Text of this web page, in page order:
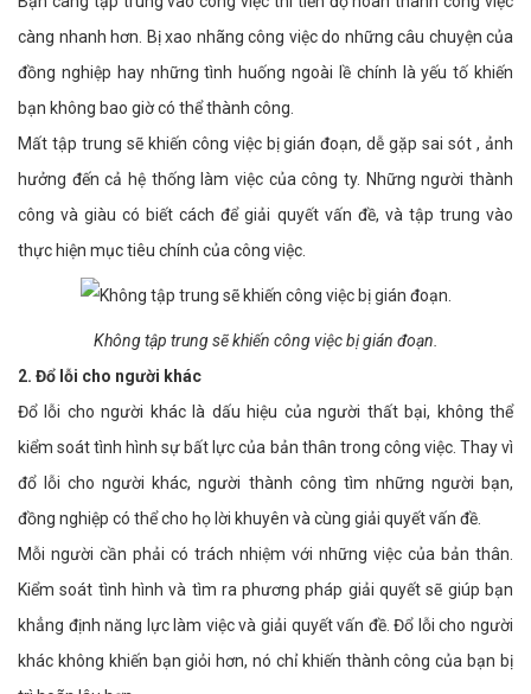
càng nhanh hơn. Bị xao nhãng công việc do những câu chuyện của
đồng nghiệp hay những tình huống ngoài lề chính là yếu tố khiến
bạn không bao giờ có thể thành công.
Mất tập trung sẽ khiến công việc bị gián đoạn, dễ gặp sai sót , ảnh
hưởng đến cả hệ thống làm việc của công ty. Những người thành
công và giàu có biết cách để giải quyết vấn đề, và tập trung vào
thực hiện mục tiêu chính của công việc.
Không tập trung sẽ khiến công việc bị gián đoạn.
2. Đổ lỗi cho người khác
Đổ lỗi cho người khác là dấu hiệu của người thất bại, không thể
kiểm soát tình hình sự bất lực của bản thân trong công việc. Thay vì
đổ lỗi cho người khác, người thành công tìm những người bạn,
đồng nghiệp có thể cho họ lời khuyên và cùng giải quyết vấn đề.
Mỗi người cần phải có trách nhiệm với những việc của bản thân.
Kiểm soát tình hình và tìm ra phương pháp giải quyết sẽ giúp bạn
khẳng định năng lực làm việc và giải quyết vấn đề. Đổ lỗi cho người
khác không khiến bạn giỏi hơn, nó chỉ khiến thành công của bạn bị